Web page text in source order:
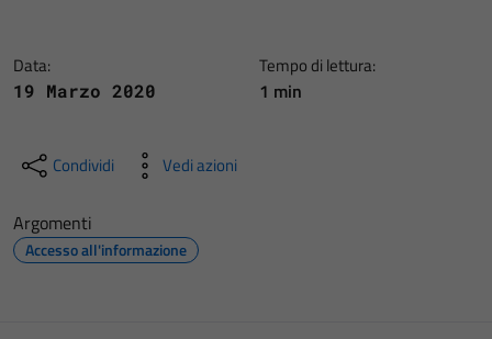
Data:
19 Marzo 2020
Tempo di lettura:
1 min
Condividi Vedi azioni
Argomenti
Accesso all'informazione